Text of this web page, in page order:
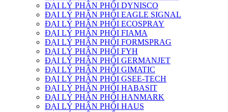
ĐẠI LÝ PHÂN PHỐI DYNISCO
ĐẠI LÝ PHÂN PHỐI EAGLE SIGNAL
ĐẠI LÝ PHÂN PHỐI ECOSPRAY
ĐẠI LÝ PHÂN PHỐI FIAMA
ĐẠI LÝ PHÂN PHỐI FORMSPRAG
ĐẠI LÝ PHÂN PHỐI FYH
ĐẠI LÝ PHÂN PHỐI GERMANJET
ĐẠI LÝ PHÂN PHỐI GIMATIC
ĐẠI LÝ PHÂN PHỐI GSEE-TECH
ĐẠI LÝ PHÂN PHỐI HABASIT
ĐẠI LÝ PHÂN PHỐI HANMARK
ĐẠI LÝ PHÂN PHỐI HAUS